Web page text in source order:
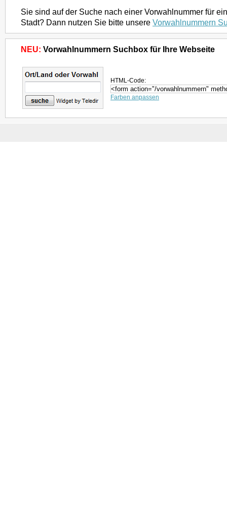
Sie sind auf der Suche nach einer Vorwahlnummer für
Stadt? Dann nutzen Sie bitte unsere Vorwahlnummern
NEU: Vorwahlnummern Suchbox für Ihre Webseite
HTML-Code:
Farben anpassen